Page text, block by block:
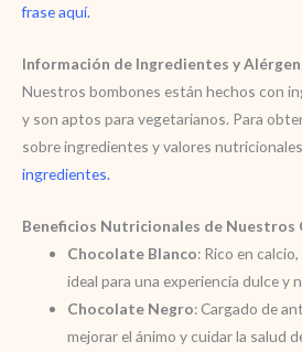
frase aquí.
Información de Ingredientes y
Nuestros bombones están hechos con
y son aptos para vegetarianos. Para
sobre ingredientes y valores
ingredientes.
Beneficios Nutricionales de Nuestros
Chocolate Blanco: Rico en
ideal para una experiencia dulce y
Chocolate Negro: Cargado de
mejorar el ánimo y cuidar la salud